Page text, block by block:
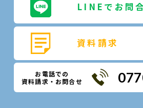
LINEでお問
資料請求
お電話での
資料請求・お問合せ